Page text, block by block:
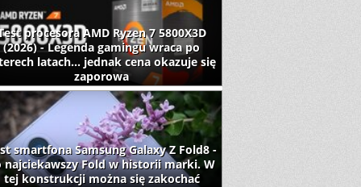
procesora AMD Ryzen 7 5800X3D
(2026) - Legenda gamingu wraca po
latach... jednak cena okazuje się
zaporowa
smartfona Samsung Galaxy Z Fold8 -
najciekawszy Fold w historii marki. W
tej konstrukcji można się zakochać